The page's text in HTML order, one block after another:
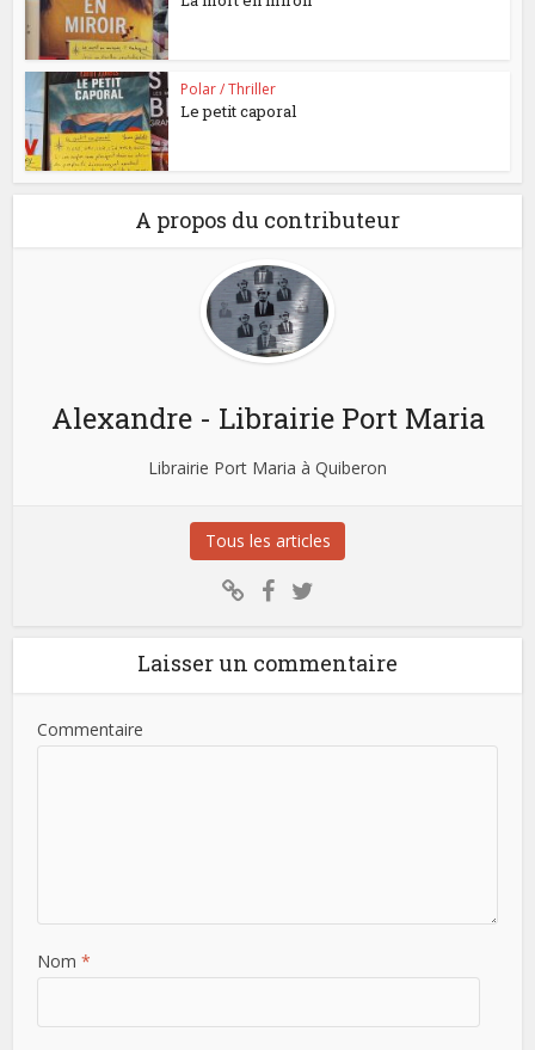
Polar / Thriller
Le petit caporal
A propos du contributeur
Alexandre - Librairie Port Maria
Librairie Port Maria à Quiberon
Tous les articles
Laisser un commentaire
Commentaire
Nom *